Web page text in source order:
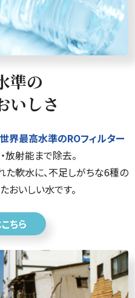
準の
いしさ
界最高水準のROフィルター
放射能まで除去。
軟水に、不足しがちな6種の
おいしい水です。
ちら